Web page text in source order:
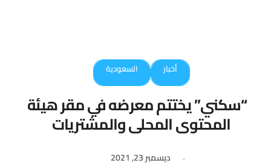
أخبار السعودية
“سكني” يختتم معرضه في مقر هيئة
المحتوى المحلي والمشتريات
الحكومية
ديسمبر 23, 2021